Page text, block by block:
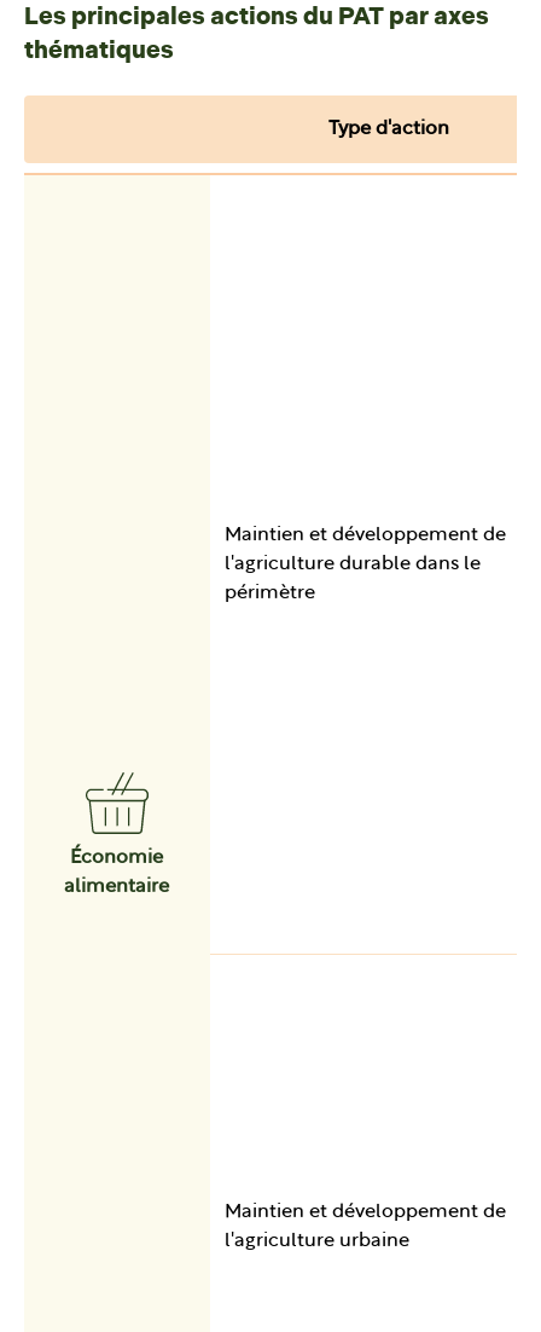
Les principales actions du PAT par axes
thématiques
Type d'action
Économie
alimentaire
Maintien et développement de
l'agriculture durable dans le
périmètre
Maintien et développement de
l'agriculture urbaine